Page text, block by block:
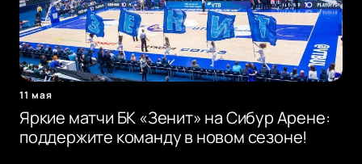
11 мая
Яркие матчи БК «Зенит» на Сибур Арене:
поддержите команду в новом сезоне!